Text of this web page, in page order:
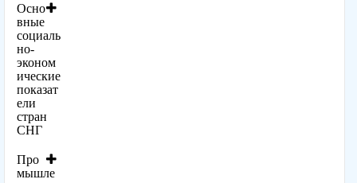
Осно
вные
социаль
но-
эконом
ические
показат
ели
стран
СНГ
Про
мышле